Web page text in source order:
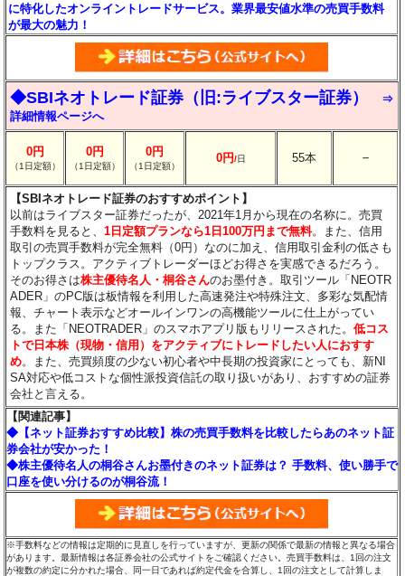
に特化したオンライントレードサービス。業界最安値水準の売買手数料
が最大の魅力！
◆SBIネオトレード証券（旧:ライブスター証券）
⇒
詳細情報ページへ
0円
（1日定額）
0円
（1日定額）
0円
（1日定額）
0円/日 55本 －
【SBIネオトレード証券のおすすめポイント】
以前はライブスター証券だったが、2021年1月から現在の名称に。売買
手数料を見ると、1日定額プランなら1日100万円まで無料。また、信用
取引の売買手数料が完全無料（0円）なのに加え、信用取引金利の低さも
トップクラス。アクティブトレーダーほどお得さを実感できるだろう。
そのお得さは株主優待名人・桐谷さんのお墨付き。取引ツール「NEOTR
ADER」のPC版は板情報を利用した高速発注や特殊注文、多彩な気配情
報、チャート表示などオールインワンの高機能ツールに仕上がってい
る。また「NEOTRADER」のスマホアプリ版もリリースされた。低コス
トで日本株（現物・信用）をアクティブにトレードしたい人におすす
め。また、売買頻度の少ない初心者や中長期の投資家にとっても、新NI
SA対応や低コストな個性派投資信託の取り扱いがあり、おすすめの証券
会社と言える。
【関連記事】
◆【ネット証券おすすめ比較】株の売買手数料を比較したらあのネット証
券会社が安かった！
◆株主優待名人の桐谷さんお墨付きのネット証券は？ 手数料、使い勝手で
口座を使い分けるのが桐谷流！
※手数料などの情報は定期的に見直しを行っていますが、更新の関係で最新の情報と異なる場合
があります。最新情報は各証券会社の公式サイトをご確認ください。売買手数料は、1回の注文
が複数の約定に分かれた場合、同一日であれば約定代金を合算し、1回の注文として計算しま